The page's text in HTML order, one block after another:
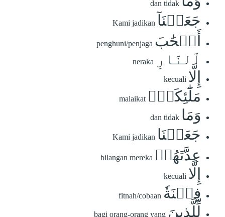
dan tidak
جَعَلۡنَآ Kami jadikan
أَصۡحَٰبَ penghuni/penjaga
ٱلنَّارِ neraka
إِلَّا kecuali
مَلَٰٓئِكَةٗۖ malaikat
وَمَا dan tidak
جَعَلۡنَا Kami jadikan
عِدَّتَهُمۡ bilangan mereka
إِلَّا kecuali
فِتۡنَةٗ fitnah/cobaan
لِّلَّذِينَ bagi orang-orang yang